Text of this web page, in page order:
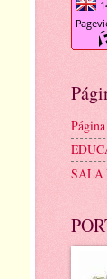
SALA